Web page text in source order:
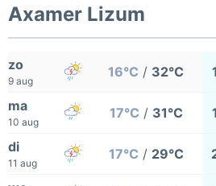
Axamer Lizum
zo
9 aug
16°C / 32°C 1
ma
10 aug
17°C / 31°C 1
di
11 aug
17°C / 29°C